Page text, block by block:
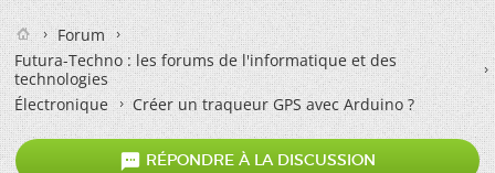
Forum
Futura-Techno : les forums de l'informatique et des
technologies
Électronique
Créer un traqueur GPS avec Arduino ?
 RÉPONDRE À LA DISCUSSION